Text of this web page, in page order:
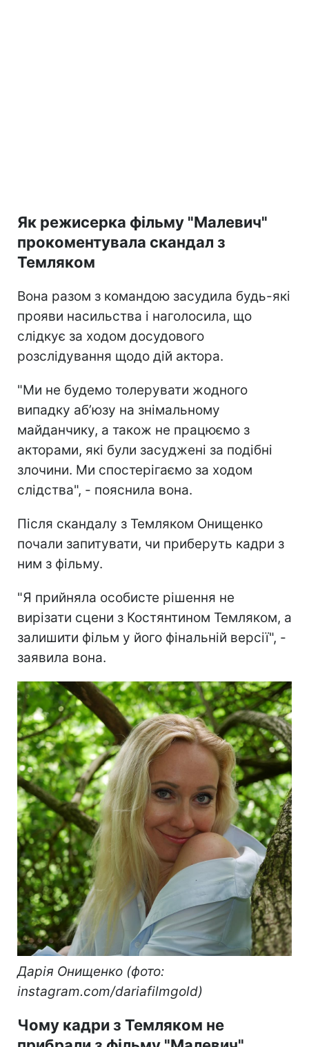
Як режисерка фільму "Малевич"
прокоментувала скандал з
Темляком
Вона разом з командою засудила будь-які
прояви насильства і наголосила, що
слідкує за ходом досудового
розслідування щодо дій актора.
"Ми не будемо толерувати жодного
випадку аб’юзу на знімальному
майданчику, а також не працюємо з
акторами, які були засуджені за подібні
злочини. Ми спостерігаємо за ходом
слідства", - пояснила вона.
Після скандалу з Темляком Онищенко
почали запитувати, чи приберуть кадри з
ним з фільму.
"Я прийняла особисте рішення не
вирізати сцени з Костянтином Темляком, а
залишити фільм у його фінальній версії", -
заявила вона.
Дарія Онищенко (фото:
instagram.com/dariafilmgold)
Чому кадри з Темляком не